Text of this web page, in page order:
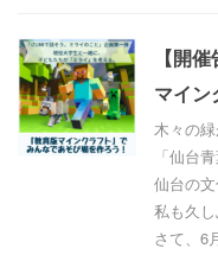
【開
マイン
木々の
「仙台
仙台の
私も久
さて、6